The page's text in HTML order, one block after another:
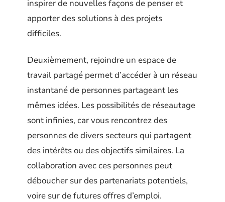
inspirer de nouvelles façons de penser et
apporter des solutions à des projets
difficiles.
Deuxièmement, rejoindre un espace de
travail partagé permet d’accéder à un réseau
instantané de personnes partageant les
mêmes idées. Les possibilités de réseautage
sont infinies, car vous rencontrez des
personnes de divers secteurs qui partagent
des intérêts ou des objectifs similaires. La
collaboration avec ces personnes peut
déboucher sur des partenariats potentiels,
voire sur de futures offres d’emploi.